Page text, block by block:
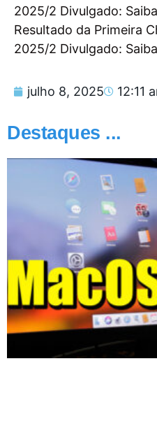
2025/2 Divulgado:
Resultado da Primeira
2025/2 Divulgado:
julho 8, 2025 12:11
Destaques ...